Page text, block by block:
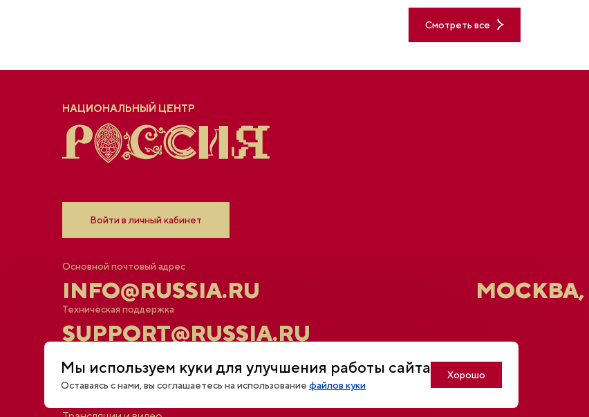
Смотреть все
НАЦИОНАЛЬНЫЙ ЦЕНТР
Войти в личный кабинет
Основной почтовый адрес
INFO@RUSSIA.RU
Техническая поддержка
SUPPORT@RUSSIA.RU
Афиша
Новости
Мы используем куки для улучшения работы сайта
Оставаясь с нами, вы соглашаетесь на использованиефайлов куки
Хорошо